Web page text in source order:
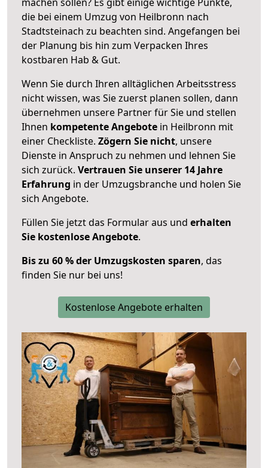
die bei einem Umzug von Heilbronn nach
Stadtsteinach zu beachten sind. Angefangen bei
der Planung bis hin zum Verpacken Ihres
kostbaren Hab & Gut.
Wenn Sie durch Ihren alltäglichen Arbeitsstress
nicht wissen, was Sie zuerst planen sollen, dann
übernehmen unsere Partner für Sie und stellen
Ihnen kompetente Angebote in Heilbronn mit
einer Checkliste. Zögern Sie nicht, unsere
Dienste in Anspruch zu nehmen und lehnen Sie
sich zurück. Vertrauen Sie unserer 14 Jahre
Erfahrung in der Umzugsbranche und holen Sie
sich Angebote.
Füllen Sie jetzt das Formular aus und erhalten
Sie kostenlose Angebote.
Bis zu 60 % der Umzugskosten sparen, das
finden Sie nur bei uns!
Kostenlose Angebote erhalten